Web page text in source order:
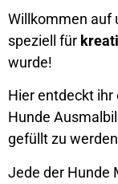
Willkommen auf
speziell für
wurde!
Hier entdeckt
Hunde
gefüllt zu
Jede der Hunde